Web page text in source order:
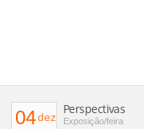
04dez
Perspectivas
Exposição/feira